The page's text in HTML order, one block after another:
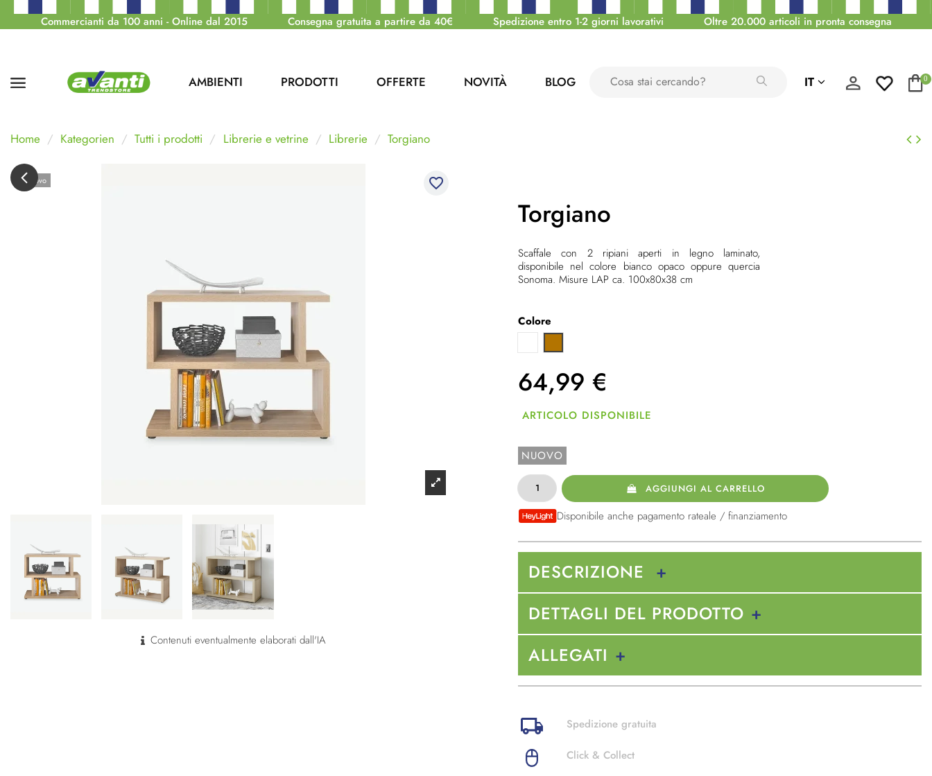
Commercianti da 100 anni - Online dal 2015 Consegna gratuita a partire da 40€ Spedizione entro 1-2 giorni lavorativi Oltre 20.000 articoli in pronta consegna
AMBIENTI PRODOTTI OFFERTE NOVITÀ BLOG IT 0
Home Kategorien Tutti i prodotti Librerie e vetrine Librerie Torgiano
Nuovo favorite_border
Contenuti eventualmente elaborati dall'IA
Torgiano
Scaffale con 2 ripiani aperti in legno laminato,
disponibile nel colore bianco opaco oppure quercia
Sonoma. Misure LAP ca. 100x80x38 cm
Colore
64,99 €
ARTICOLO DISPONIBILE
NUOVO
AGGIUNGI AL CARRELLO
Disponibile anche pagamento rateale / finanziamento
DESCRIZIONE
DETTAGLI DEL PRODOTTO
ALLEGATI
Spedizione gratuita
Click & Collect